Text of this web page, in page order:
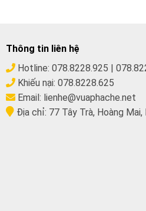
Thông tin liên hệ
Hotline: 078.8228.925
Khiếu nại: 078.8228.625
Email: lienhe@vuaphache.net
Địa chỉ: 77 Tây Trà, Hoàng Mai,